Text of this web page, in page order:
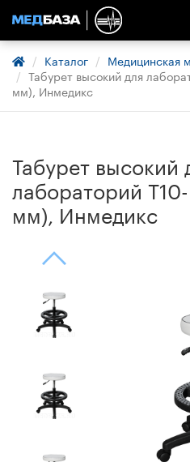
Каталог
Медицинская
Табурет высокий для
мм), Инмедикс
Табурет высокий
лабораторий
мм), Инмедикс